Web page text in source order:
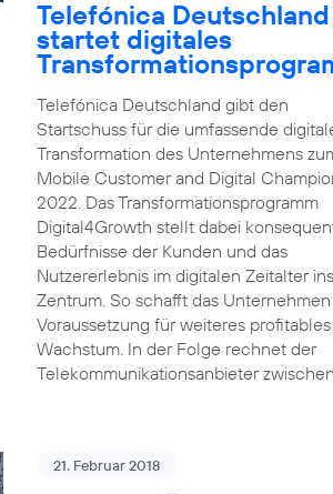
Telefónica Deutschland
startet digitales
Telefónica Deutschland gibt den
Startschuss für die umfassende
Transformation des Unternehmens
Mobile Customer and Digital
2022. Das Transformationsprogramm
Digital4Growth stellt dabei
Bedürfnisse der Kunden und das
Nutzererlebnis im digitalen Zeitalter ins
Zentrum. So schafft das
Voraussetzung für weiteres profitables
Wachstum. In der Folge rechnet der
Telekommunikationsanbieter
21. Februar 2018